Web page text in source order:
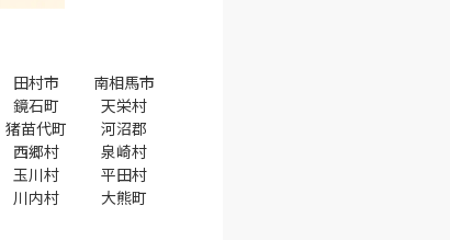
田村市
南相馬市
鏡石町
天栄村
猪苗代町
河沼郡
西郷村
泉崎村
玉川村
平田村
川内村
大熊町